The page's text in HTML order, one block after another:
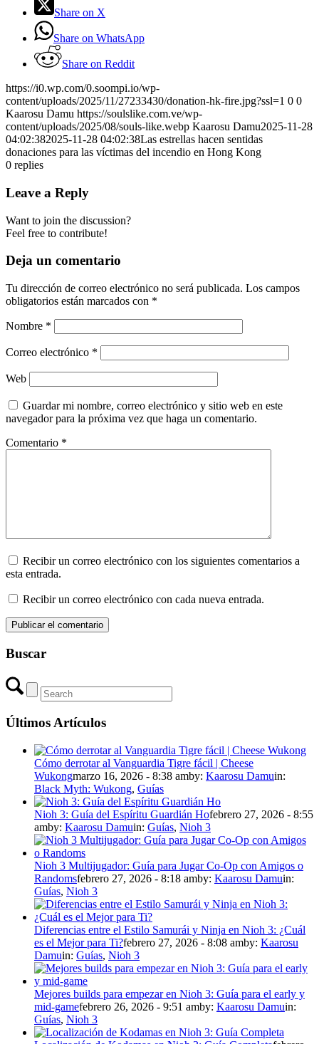
Share on X
Share on WhatsApp
Share on Reddit
https://i0.wp.com/0.soompi.io/wp-
content/uploads/2025/11/27233430/donation-hk-fire.jpg?ssl=1 0 0
Kaarosu Damu https://soulslike.com.ve/wp-
content/uploads/2025/08/souls-like.webp Kaarosu Damu2025-11-28
04:02:382025-11-28 04:02:38Las estrellas hacen sentidas
donaciones para las víctimas del incendio en Hong Kong
0 replies
Leave a Reply
Want to join the discussion?
Feel free to contribute!
Deja un comentario
Tu dirección de correo electrónico no será publicada. Los campos
obligatorios están marcados con *
Nombre *
Correo electrónico *
Web
Guardar mi nombre, correo electrónico y sitio web en este
navegador para la próxima vez que haga un comentario.
Comentario *
Recibir un correo electrónico con los siguientes comentarios a
esta entrada.
Recibir un correo electrónico con cada nueva entrada.
Buscar
Últimos Artículos
Cómo derrotar al Vanguardia Tigre fácil | Cheese
Wukongmarzo 16, 2026 - 8:38 amby: Kaarosu Damuin:
Black Myth: Wukong, Guías
Nioh 3: Guía del Espíritu Guardián Hofebrero 27, 2026 - 8:55
amby: Kaarosu Damuin: Guías, Nioh 3
Nioh 3 Multijugador: Guía para Jugar Co-Op con Amigos o
Randomsfebrero 27, 2026 - 8:18 amby: Kaarosu Damuin:
Guías, Nioh 3
Diferencias entre el Estilo Samurái y Ninja en Nioh 3: ¿Cuál
es el Mejor para Ti?febrero 27, 2026 - 8:08 amby: Kaarosu
Damuin: Guías, Nioh 3
Mejores builds para empezar en Nioh 3: Guía para el early y
mid-gamefebrero 26, 2026 - 9:51 amby: Kaarosu Damuin:
Guías, Nioh 3